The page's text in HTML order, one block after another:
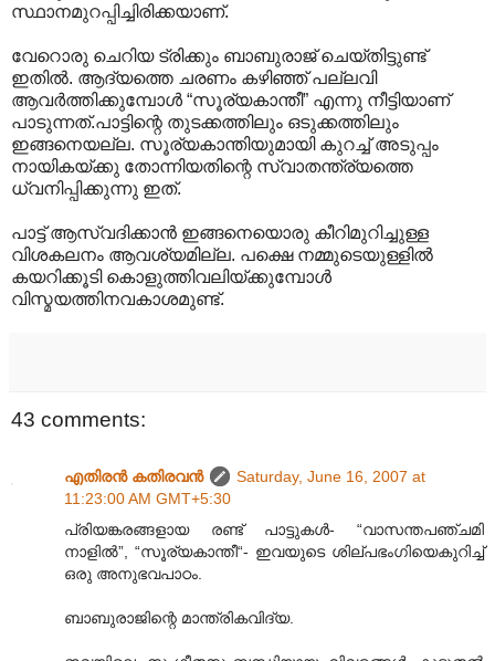
സ്ഥാനമുറപ്പിച്ചിരിക്കയാണ്.
വേറൊരു ചെറിയ ട്രിക്കും ബാബുരാജ് ചെയ്തിട്ടുണ്ട്
ഇതില്‍. ആദ്യത്തെ ചരണം കഴിഞ്ഞ് പല്ലവി
ആവര്‍ത്തിക്കുമ്പോള്‍ “സൂര്യകാന്തീ” എന്നു നീട്ടിയാണ്
പാടുന്നത്.പാട്ടിന്റെ തുടക്കത്തിലും ഒടുക്കത്തിലും
ഇങ്ങനെയല്ല. സൂര്യകാന്തിയുമായി കുറച്ച് അടുപ്പം
നായികയ്ക്കു തോന്നിയതിന്റെ സ്വാതന്ത്ര്യത്തെ
ധ്വനിപ്പിക്കുന്നു ഇത്.
പാട്ട് ആസ്വദിക്കാന്‍ ഇങ്ങനെയൊരു കീറിമുറിച്ചുള്ള
വിശകലനം ആവശ്യമില്ല. പക്ഷെ നമ്മുടെയുള്ളില്‍‍
കയറിക്കൂടി കൊളുത്തിവലിയ്ക്കുമ്പോള്‍
വിസ്മയത്തിനവകാശമുണ്ട്.
43 comments:
എതിരന്‍ കതിരവന്‍
Saturday, June 16, 2007 at
11:23:00 AM GMT+5:30
പ്രിയങ്കരങ്ങളായ രണ്ട് പാട്ടുകള്‍- “വാസന്തപഞ്ചമി
നാളില്‍”, “സൂര്യകാന്തീ“- ഇവയുടെ ശില്പഭംഗിയെകുറിച്ച്
ഒരു അനുഭവപാഠം.
ബാബുരാജിന്റെ മാന്ത്രികവിദ്യ.